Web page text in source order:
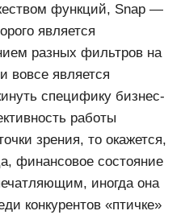
функций, Snap —
является
разных фильтров на
вовсе является
специфику бизнес-
работы
зрения, то окажется,
финансовое состояние
иногда она
конкурентов «птичке»